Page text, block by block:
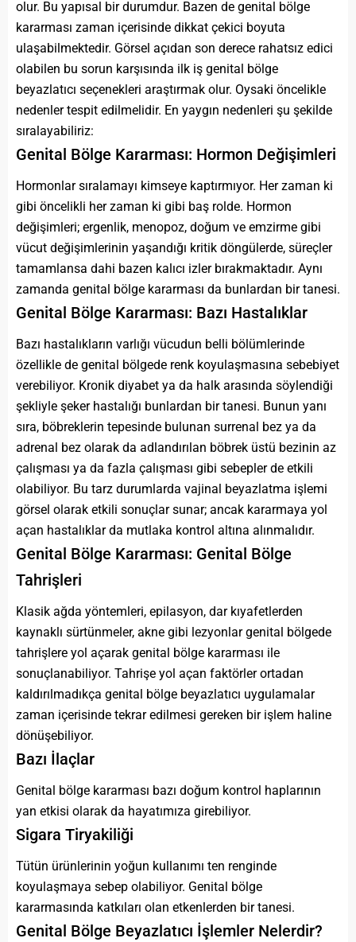
olur. Bu yapısal bir durumdur. Bazen de genital bölge
kararması zaman içerisinde dikkat çekici boyuta
ulaşabilmektedir. Görsel açıdan son derece rahatsız edici
olabilen bu sorun karşısında ilk iş genital bölge
beyazlatıcı seçenekleri araştırmak olur. Oysaki öncelikle
nedenler tespit edilmelidir. En yaygın nedenleri şu şekilde
sıralayabiliriz:
Genital Bölge Kararması: Hormon Değişimleri
Hormonlar sıralamayı kimseye kaptırmıyor. Her zaman ki
gibi öncelikli her zaman ki gibi baş rolde. Hormon
değişimleri; ergenlik, menopoz, doğum ve emzirme gibi
vücut değişimlerinin yaşandığı kritik döngülerde, süreçler
tamamlansa dahi bazen kalıcı izler bırakmaktadır. Aynı
zamanda genital bölge kararması da bunlardan bir tanesi.
Genital Bölge Kararması: Bazı Hastalıklar
Bazı hastalıkların varlığı vücudun belli bölümlerinde
özellikle de genital bölgede renk koyulaşmasına sebebiyet
verebiliyor. Kronik diyabet ya da halk arasında söylendiği
şekliyle şeker hastalığı bunlardan bir tanesi. Bunun yanı
sıra, böbreklerin tepesinde bulunan surrenal bez ya da
adrenal bez olarak da adlandırılan böbrek üstü bezinin az
çalışması ya da fazla çalışması gibi sebepler de etkili
olabiliyor. Bu tarz durumlarda vajinal beyazlatma işlemi
görsel olarak etkili sonuçlar sunar; ancak kararmaya yol
açan hastalıklar da mutlaka kontrol altına alınmalıdır.
Genital Bölge Kararması: Genital Bölge
Tahrişleri
Klasik ağda yöntemleri, epilasyon, dar kıyafetlerden
kaynaklı sürtünmeler, akne gibi lezyonlar genital bölgede
tahrişlere yol açarak genital bölge kararması ile
sonuçlanabiliyor. Tahrişe yol açan faktörler ortadan
kaldırılmadıkça genital bölge beyazlatıcı uygulamalar
zaman içerisinde tekrar edilmesi gereken bir işlem haline
dönüşebiliyor.
Bazı İlaçlar
Genital bölge kararması bazı doğum kontrol haplarının
yan etkisi olarak da hayatımıza girebiliyor.
Sigara Tiryakiliği
Tütün ürünlerinin yoğun kullanımı ten renginde
koyulaşmaya sebep olabiliyor. Genital bölge
kararmasında katkıları olan etkenlerden bir tanesi.
Genital Bölge Beyazlatıcı İşlemler Nelerdir?